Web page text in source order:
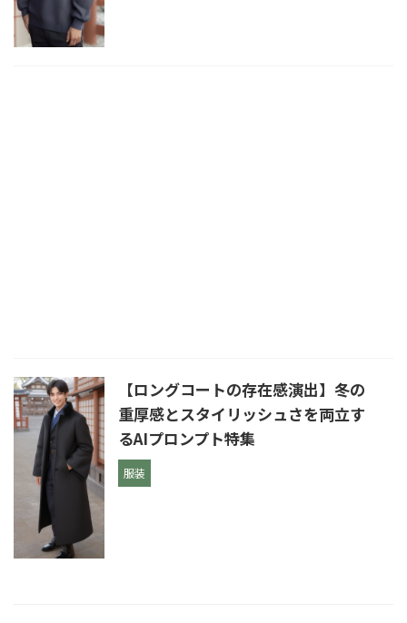
【ロングコートの存在感演出】冬の
重厚感とスタイリッシュさを両立す
るAIプロンプト特集
服装